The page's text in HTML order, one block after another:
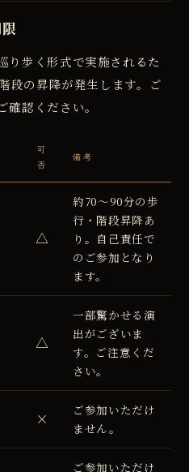
り歩く形式で実施されるた
段の昇降が発生します。ご
認ください。
可
否
備考
△
約70〜90分の歩
行・階段昇降あ
り。自己責任で
のご参加となり
ます。
△
一部驚かせる演
出がございま
す。ご注意くだ
さい。
×
ご参加いただけ
ません。
ご参加いただけ